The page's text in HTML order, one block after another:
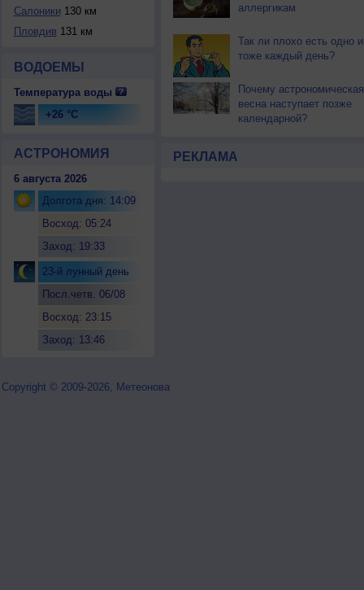
Салоники 130 км
Пловдив 131 км
ВОДОЕМЫ
Температура воды
+26 °C
АСТРОНОМИЯ
6 августа 2026
Долгота дня: 14:09
Восход: 05:24
Заход: 19:33
23-й лунный день
Посл.четв. 06/08
Восход: 23:15
Заход: 13:46
аллергикам
Так ли плохо есть одно и
тоже каждый день?
Почему астрономическая
весна наступает позже
календарной?
РЕКЛАМА
Copyright © 2009-2026, Метеонова